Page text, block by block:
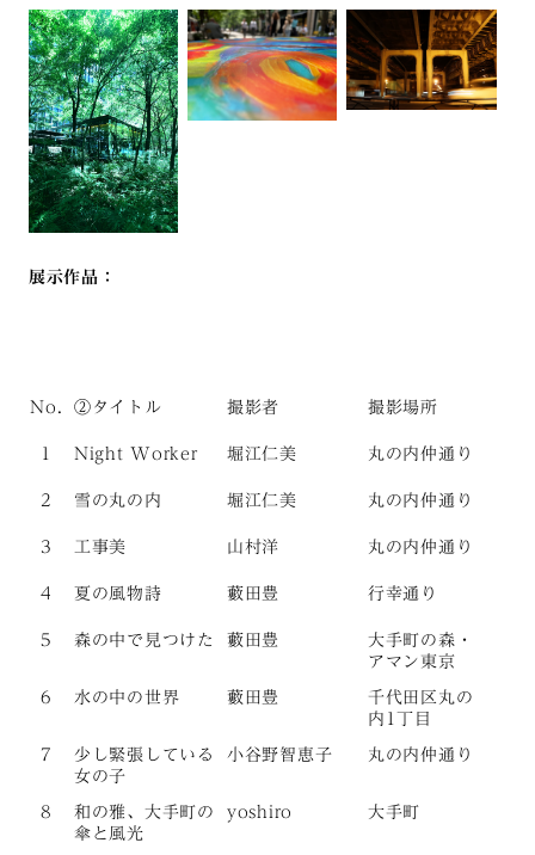
展示作品：
No. ②タイトル 撮影者 撮影場所
1 Night Worker 堀江仁美 丸の内仲通り
2 雪の丸の内 堀江仁美 丸の内仲通り
3 工事美 山村洋 丸の内仲通り
4 夏の風物詩 藪田豊 行幸通り
5 森の中で見つけた 藪田豊
大手町の森・
アマン東京
6 水の中の世界 藪田豊
千代田区丸の
内1丁目
7
少し緊張している
女の子
小谷野智恵子 丸の内仲通り
8
和の雅、大手町の
傘と風光
yoshiro 大手町